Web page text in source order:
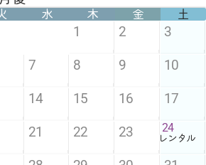
1 2 3
7 8 9 10
14 15 16 17
21 22 23 24
レンタル
水 木 金 土